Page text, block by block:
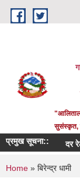
Skip to main content
"आलिताल
सुसंस्कृत,
प्रमुख सूचना::दर रेट पेश
You are
Home » बिरेन्द्र धामी